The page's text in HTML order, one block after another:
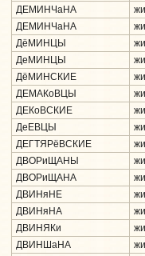
ДЕМИНЧаНА
ДЕМИНЧаНА
ДёМИНЦЫ
ДеМИНЦЫ
ДёМИНСКИЕ
ДЕМАКоВЦЫ
ДЕКоВСКИЕ
ДеЕВЦЫ
ДЕГТЯРёВСКИЕ
ДВОРиЩАНЫ
ДВОРиЩАНА
ДВИНяНЕ
ДВИНяНА
ДВИНЯКи
ДВИНШаНА